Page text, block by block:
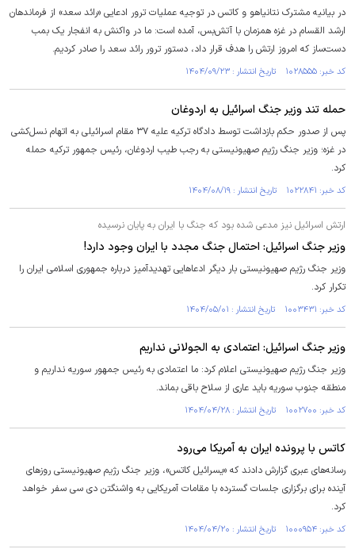
در بیانیه مشترک نتانیاهو و کاتس در توجیه عملیات ترور ادعایی «رائد سعد» از فرماندهان
ارشد القسام در غزه همزمان با آتش‌بس، آمده است: ما در واکنش به انفجار یک بمب
دست‌ساز که امروز ارتش را هدف قرار داد، دستور ترور رائد سعد را صادر کردیم.
کد خبر: ۱۰۲۸۵۵۵ تاریخ انتشار : ۱۴۰۴/۰۹/۲۳
حمله تند وزیر جنگ اسرائیل به اردوغان
پس از صدور حکم بازداشت توسط دادگاه ترکیه علیه ۳۷ مقام اسرائیلی به اتهام نسل‌کشی
در غزه؛ وزیر جنگ رژیم صهیونیستی به رجب طیب اردوغان، رئیس جمهور ترکیه حمله
کرد.
کد خبر: ۱۰۲۲۸۴۱ تاریخ انتشار : ۱۴۰۴/۰۸/۱۹
ارتش اسرائیل نیز مدعی شده بود که جنگ با ایران به پایان نرسیده
وزیر جنگ اسرائیل: احتمال جنگ مجدد با ایران وجود دارد!
وزیر جنگ رژیم صهیونیستی بار دیگر ادعاهایی تهدیدآمیز درباره جمهوری اسلامی ایران را
تکرار کرد.
کد خبر: ۱۰۰۳۴۳۱ تاریخ انتشار : ۱۴۰۴/۰۵/۰۱
وزیر جنگ اسرائیل: اعتمادی به الجولانی نداریم
وزیر جنگ رژیم صهیونیستی اعلام کرد: ما اعتمادی به رئیس جمهور سوریه نداریم و
منطقه جنوب سوریه باید عاری از سلاح باقی بماند.
کد خبر: ۱۰۰۲۷۰۰ تاریخ انتشار : ۱۴۰۴/۰۴/۲۸
کاتس با پرونده ایران به آمریکا می‌رود
رسانه‌های عبری گزارش دادند که «یسرائیل کاتس»، وزیر جنگ رژیم صهیونیستی روزهای
آینده برای برگزاری جلسات گسترده با مقامات آمریکایی به واشنگتن دی سی سفر خواهد
کرد.
کد خبر: ۱۰۰۰۹۵۴ تاریخ انتشار : ۱۴۰۴/۰۴/۲۰